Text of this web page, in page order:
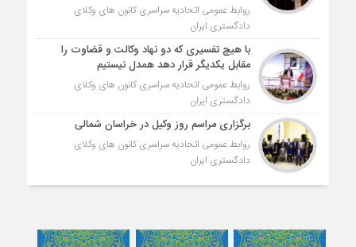
روابط عمومی اتحادیه سراسری کانون های وکلای
دادگستری ایران
با هیچ تفسیری که دو نهاد وکالت و قضاوت را
مقابل یکدیگر قرار دهد همدل نیستیم
روابط عمومی اتحادیه سراسری کانون های وکلای
دادگستری ایران
برگزاری مراسم روز وکیل در خراسان شمالی
روابط عمومی اتحادیه سراسری کانون های وکلای
دادگستری ایران